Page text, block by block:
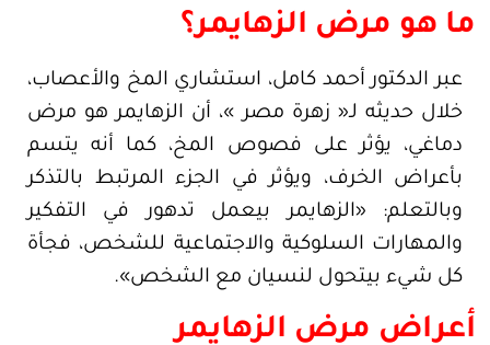
ما هو مرض الزهايمر؟
عبر الدكتور أحمد كامل، استشاري المخ والأعصاب،
خلال حديثه لـ« زهرة مصر »، أن الزهايمر هو مرض
دماغي، يؤثر على فصوص المخ، كما أنه يتسم
بأعراض الخرف، ويؤثر في الجزء المرتبط بالتذكر
وبالتعلم: «الزهايمر بيعمل تدهور في التفكير
والمهارات السلوكية والاجتماعية للشخص، فجأة
كل شيء بيتحول لنسيان مع الشخص».
أعراض مرض الزهايمر